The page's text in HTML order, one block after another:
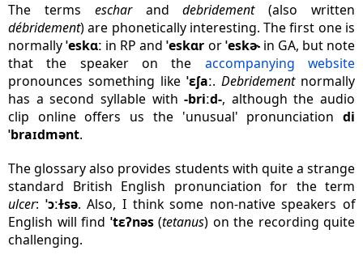
The terms escharanddebridement(also written
débridement) are phonetically interesting. The first one is
normallyˈeskɑː in RP andˈeskɑr orˈeskɚin GA, but note
that the speaker on the accompanying website
pronounces something like ˈɛʃaː. Debridementnormally
has a second syllable with-briːd-, although the audio
clip online offers us the 'unusual' pronunciation di
ˈbraɪdmənt.
The glossary also provides students with quite a strange
standard British English pronunciation for the term
ulcer: ˈɔːɫsə. Also, I think some non-native speakers of
English will find ˈtɛʔnəs(tetanus) on the recording quite
challenging.